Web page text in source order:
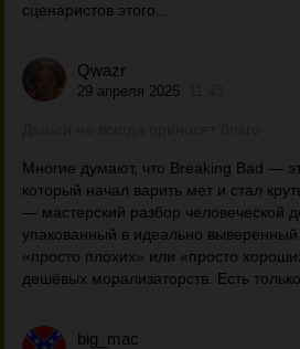
сценаристов этого...
Qwazr
29 апреля 2025
Многие думают, что Breaking Bad —
который начал варить мет и стал
— мастерский разбор человеческой
упакованный в идеально
«просто плохих» или «просто
дешёвых морализаторств. Есть только
big_mac